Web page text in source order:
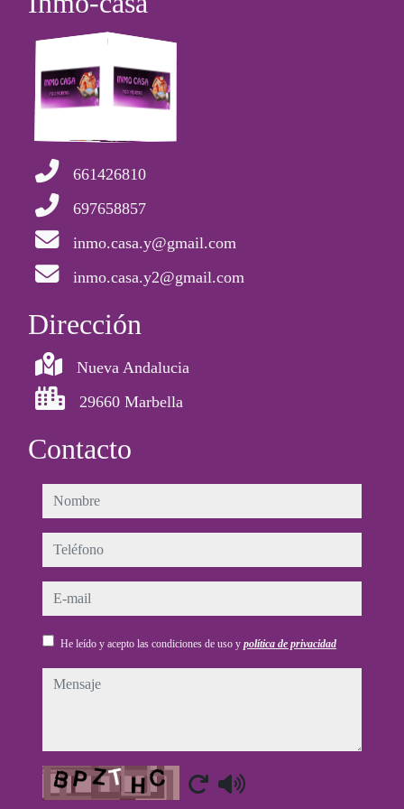
661426810
697658857
inmo.casa.y@gmail.com
inmo.casa.y2@gmail.com
Dirección
Nueva Andalucia
29660 Marbella
Contacto
nombre
teléfono
e-mail
He leído y acepto las condiciones de uso y política de privacidad
mensaje
Captcha